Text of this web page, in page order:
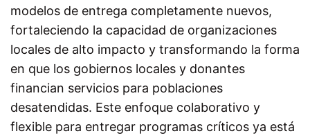
modelos de entrega completamente nuevos,
fortaleciendo la capacidad de organizaciones
locales de alto impacto y transformando la forma
en que los gobiernos locales y donantes
financian servicios para poblaciones
desatendidas. Este enfoque colaborativo y
flexible para entregar programas críticos ya está